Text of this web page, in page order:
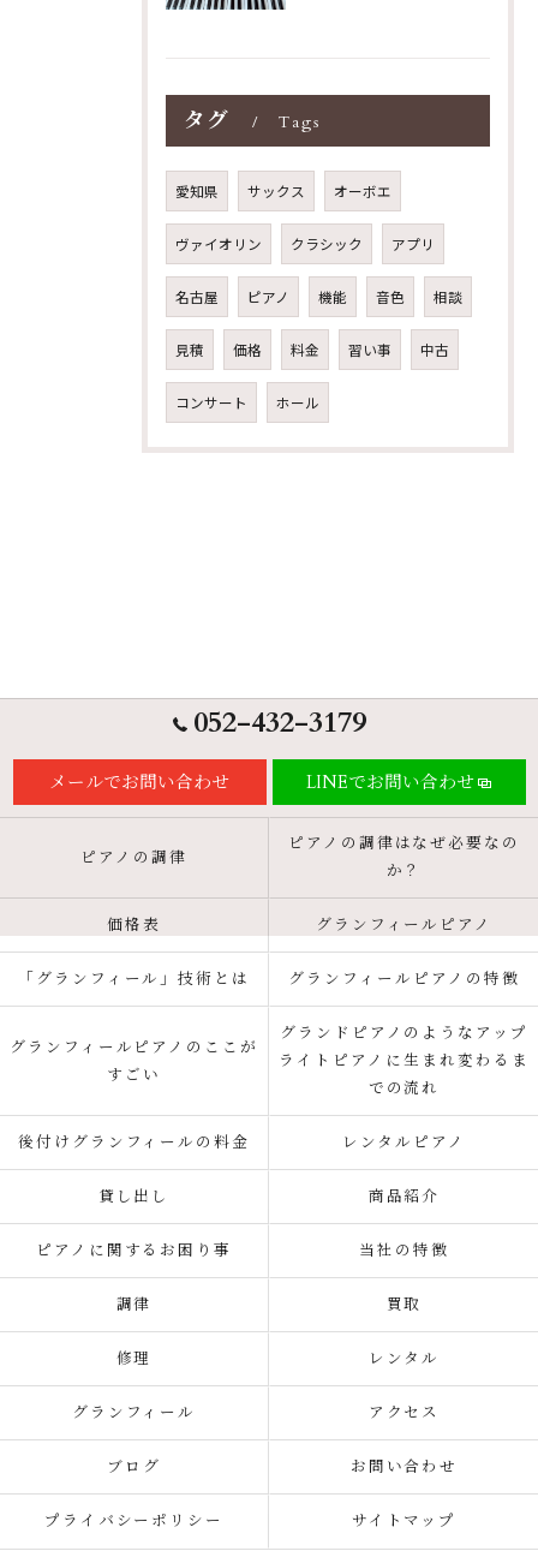
タグ Tags
愛知県 サックス オーボエ
ヴァイオリン クラシック アプリ
名古屋 ピアノ 機能 音色 相談
見積 価格 料金 習い事 中古
コンサート ホール
052-432-3179
メールでお問い合わせ LINEでお問い合わせ
ピアノの調律
ピアノの調律はなぜ必要なの
か？
価格表 グランフィールピアノ
「グランフィール」技術とは グランフィールピアノの特徴
グランフィールピアノのここが
すごい
グランドピアノのようなアップ
ライトピアノに生まれ変わるま
での流れ
後付けグランフィールの料金 レンタルピアノ
貸し出し 商品紹介
ピアノに関するお困り事 当社の特徴
調律 買取
修理 レンタル
グランフィール アクセス
ブログ お問い合わせ
プライバシーポリシー サイトマップ